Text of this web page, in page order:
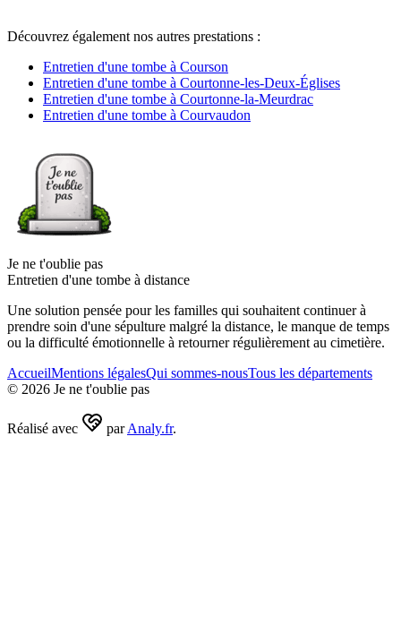
Découvrez également nos autres prestations :
Entretien d'une tombe à Courson
Entretien d'une tombe à Courtonne-les-Deux-Églises
Entretien d'une tombe à Courtonne-la-Meurdrac
Entretien d'une tombe à Courvaudon
Je ne t'oublie pas
Entretien d'une tombe à distance
Une solution pensée pour les familles qui souhaitent continuer à
prendre soin d'une sépulture malgré la distance, le manque de temps
ou la difficulté émotionnelle à retourner régulièrement au cimetière.
AccueilMentions légalesQui sommes-nousTous les départements
© 2026 Je ne t'oublie pas
Réalisé avec par Analy.fr.